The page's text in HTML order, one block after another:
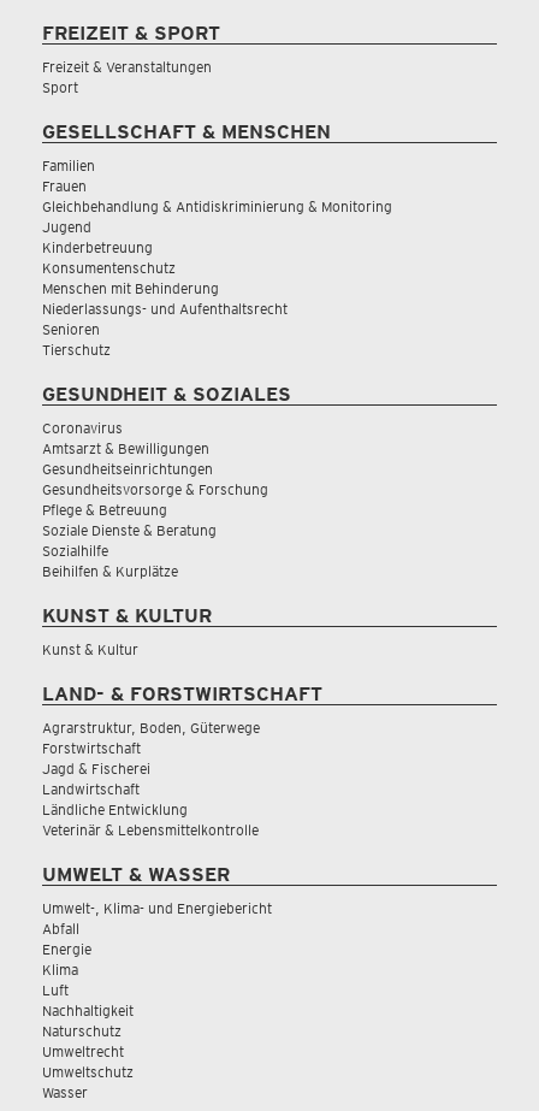
FREIZEIT & SPORT
Freizeit & Veranstaltungen
Sport
GESELLSCHAFT & MENSCHEN
Familien
Frauen
Gleichbehandlung & Antidiskriminierung & Monitoring
Jugend
Kinderbetreuung
Konsumentenschutz
Menschen mit Behinderung
Niederlassungs- und Aufenthaltsrecht
Senioren
Tierschutz
GESUNDHEIT & SOZIALES
Coronavirus
Amtsarzt & Bewilligungen
Gesundheitseinrichtungen
Gesundheitsvorsorge & Forschung
Pflege & Betreuung
Soziale Dienste & Beratung
Sozialhilfe
Beihilfen & Kurplätze
KUNST & KULTUR
Kunst & Kultur
LAND- & FORSTWIRTSCHAFT
Agrarstruktur, Boden, Güterwege
Forstwirtschaft
Jagd & Fischerei
Landwirtschaft
Ländliche Entwicklung
Veterinär & Lebensmittelkontrolle
UMWELT & WASSER
Umwelt-, Klima- und Energiebericht
Abfall
Energie
Klima
Luft
Nachhaltigkeit
Naturschutz
Umweltrecht
Umweltschutz
Wasser